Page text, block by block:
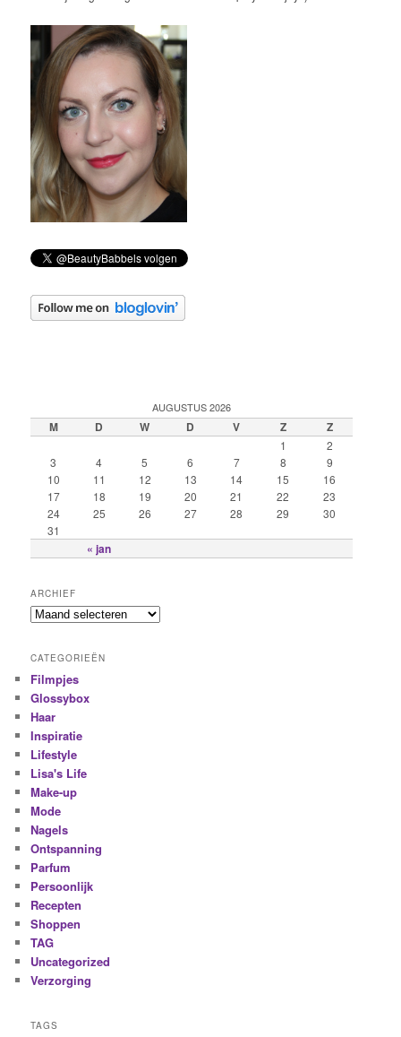
AUGUSTUS 2026
M D W D V Z Z
« jan
1
2
3
4 5 6 7 8
9
10
11 12 13 14 15
16
17
18 19 20 21 22
23
24
25 26 27 28 29
30
31
ARCHIEF
CATEGORIEËN
Filmpjes
Glossybox
Haar
Inspiratie
Lifestyle
Lisa's Life
Make-up
Mode
Nagels
Ontspanning
Parfum
Persoonlijk
Recepten
Shoppen
TAG
Uncategorized
Verzorging
TAGS